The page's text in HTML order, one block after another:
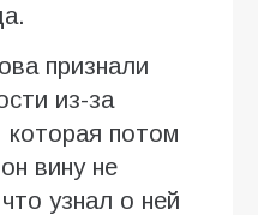
признали
из-за
которая потом
вину не
узнал о ней